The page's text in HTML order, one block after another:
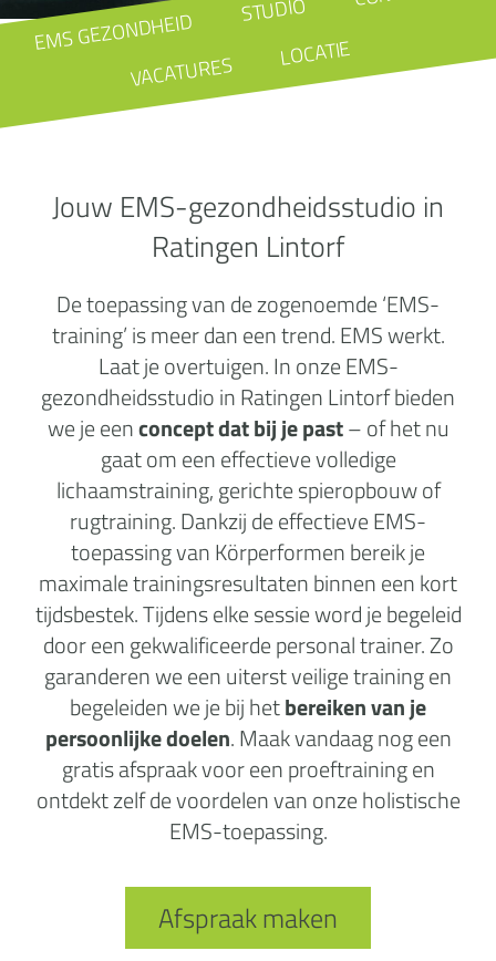
EMS GEZONDHEID STUDIO
VACATURES LOCATIE
Jouw EMS-gezondheidsstudio in
Ratingen Lintorf
De toepassing van de zogenoemde ‘EMS-
training’ is meer dan een trend. EMS werkt.
Laat je overtuigen. In onze EMS-
gezondheidsstudio in Ratingen Lintorf bieden
we je eenconcept dat bij je past– of het nu
gaat om een effectieve volledige
lichaamstraining, gerichte spieropbouw of
rugtraining. Dankzij de effectieve EMS-
toepassing van Körperformen bereik je
maximale trainingsresultaten binnen een kort
tijdsbestek. Tijdens elke sessie word je begeleid
door een gekwalificeerde personal trainer. Zo
garanderen we een uiterst veilige training en
begeleiden we je bij hetbereiken van je
persoonlijke doelen. Maak vandaag nog een
gratis afspraak voor een proeftraining en
ontdekt zelf de voordelen van onze holistische
EMS-toepassing.
Afspraak maken